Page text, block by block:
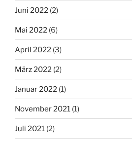
Juni 2022 (2)
Mai 2022 (6)
April 2022 (3)
März 2022 (2)
Januar 2022 (1)
November 2021 (1)
Juli 2021 (2)